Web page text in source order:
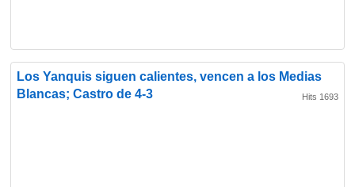
Los Yanquis siguen calientes, vencen a los Medias
Blancas; Castro de 4-3
Hits 1693